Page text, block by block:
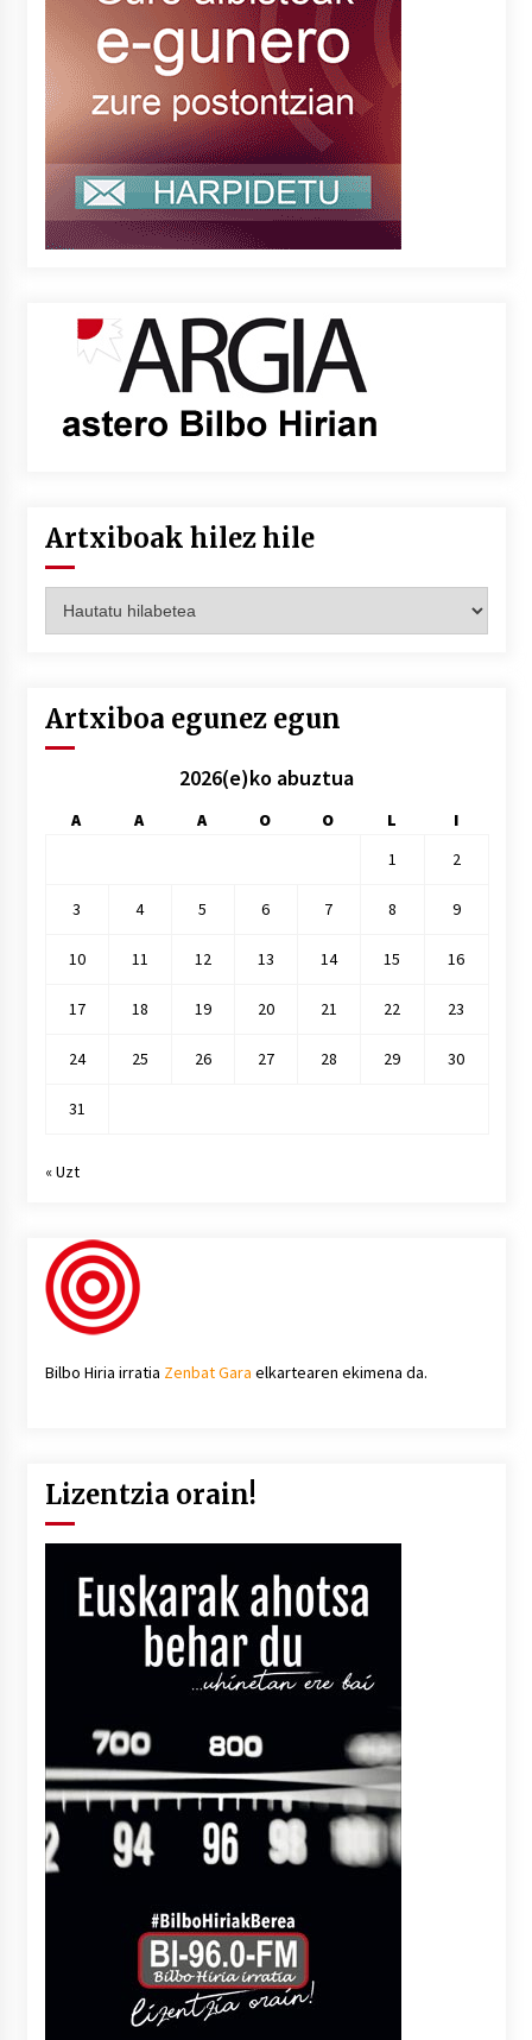
Artxiboak hilez hile
hilez
Artxiboa egunez egun
2026(e)ko abuztua
A A A O O L
I
1
2
3 4 5 6 7 8 9
10 11 12 13 14 15 16
17 18 19 20 21 22 23
24 25 26 27 28 29 30
31
« Uzt
Bilbo Hiria irratia Zenbat Gara elkartearen ekimena da.
Lizentzia orain!